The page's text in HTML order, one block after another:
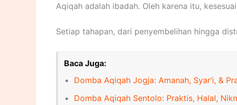
Aqiqah adalah ibadah. Oleh karena itu,
Setiap tahapan, dari penyembelihan hingga
Baca Juga:
Domba Aqiqah Jogja: Amanah, Syar’i, &
Domba Aqiqah Sentolo: Praktis, Halal,